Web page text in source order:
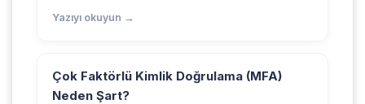
Yazıyı okuyun →
Çok Faktörlü Kimlik Doğrulama (MFA)
Neden Şart?